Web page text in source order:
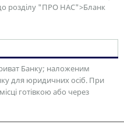
розділу "ПРО НАС">Бланк
Банку; наложеним
для юридичних осіб. При
готівкою або через